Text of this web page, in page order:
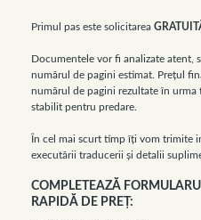
Primul pas este solicitarea
Documentele vor fi analizate atent,
numărul de pagini estimat. Preţul
numărul de pagini rezultate în
stabilit pentru predare.
În cel mai scurt timp îţi vom trimite
executării traducerii şi detalii
COMPLETEAZĂ
RAPIDĂ DE PREŢ: